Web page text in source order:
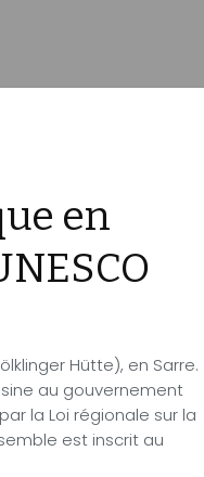
en
Hütte), en Sarre.
au gouvernement
la Loi régionale sur la
est inscrit au